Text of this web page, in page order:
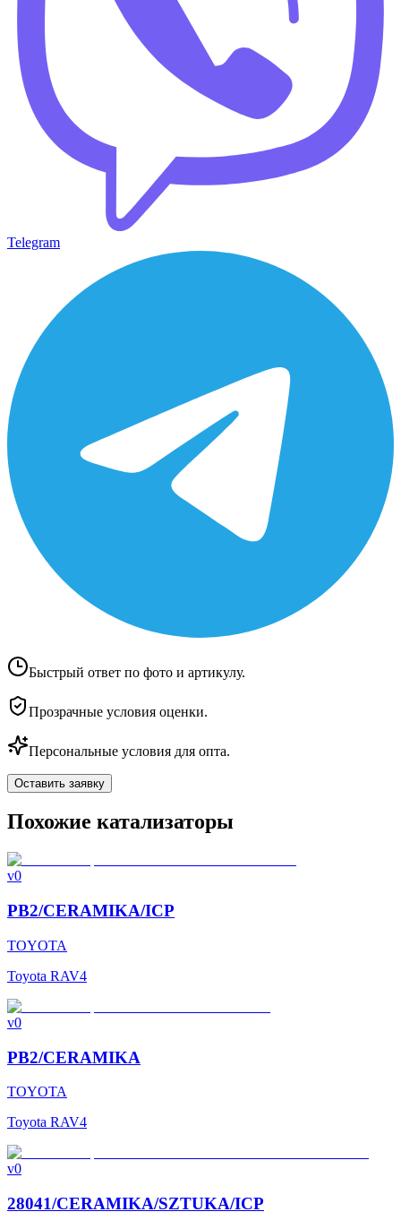
Telegram
Быстрый ответ по фото и артикулу.
Прозрачные условия оценки.
Персональные условия для опта.
Оставить заявку
Похожие катализаторы
v0
PB2/CERAMIKA/ICP
TOYOTA
Toyota RAV4
v0
PB2/CERAMIKA
TOYOTA
Toyota RAV4
v0
28041/CERAMIKA/SZTUKA/ICP